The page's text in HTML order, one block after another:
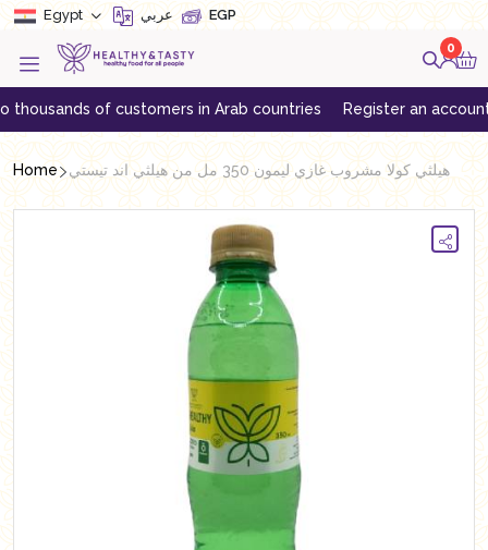
Egypt عربي EGP
0
of customers in Arab countries Register an account to
Home هيلثي كولا مشروب غازي ليمون 350 مل من هيلثي اند تيستي